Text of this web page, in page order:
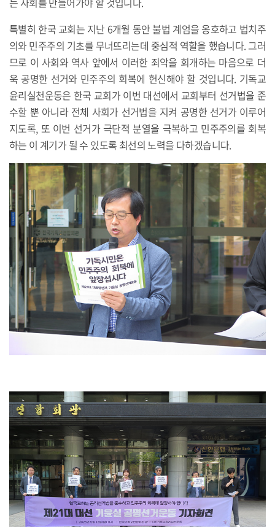
특별히 한국 교회는 지난 6개월 동안 불법 계엄을 옹호하고 법치주
의와 민주주의 기초를 무너뜨리는데 중심적 역할을 했습니다. 그러
므로 이 사회와 역사 앞에서 이러한 죄악을 회개하는 마음으로 더
욱 공명한 선거와 민주주의 회복에 헌신해야 할 것입니다. 기독교
윤리실천운동은 한국 교회가 이번 대선에서 교회부터 선거법을 준
수할 뿐 아니라 전체 사회가 선거법을 지켜 공명한 선거가 이루어
지도록, 또 이번 선거가 극단적 분열을 극복하고 민주주의를 회복
하는 이 계기가 될 수 있도록 최선의 노력을 다하겠습니다.